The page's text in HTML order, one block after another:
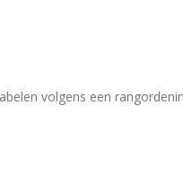
volgens een